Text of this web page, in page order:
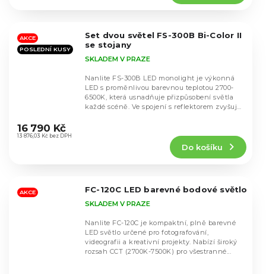
hvězdiček.
AKCE
POSLEDNÍ KUSY
Set dvou světel FS-300B Bi-Color II
se stojany
hodnocení
produktu
hvězdiček.
SKLADEM V PRAZE
13 876,03 Kč bez DPH
16 790 Kč
Do košíku
Nanlite FS-300B LED monolight je výkonná
LED s proměnlivou barevnou teplotou 2700-
6500K, která usnadňuje přizpůsobení světla
každé scéně. Ve spojení s reflektorem zvyšuje
AKCE FC-120C LED barevné bodové světlo
SKLADEM V PRAZE
Nanlite FC-120C je kompaktní, plně barevné
LED světlo určené pro fotografování,
videografii a kreativní projekty. Nabízí široký
rozsah CCT (2700K-7500K) pro všestranné...